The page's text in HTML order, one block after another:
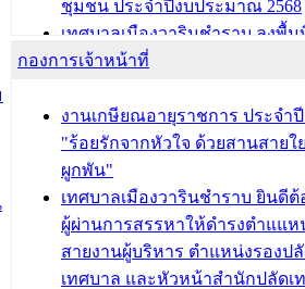
ชุมชน ประจำปีงบประมาณ 2568
เทศบาลเมืองวารินชำราบ ลงพื้
น้ำดื่มแก่ผู้พักอาศัย ณ ศูนย์พักพิง
กองสวัสดิการสังคม เทศบาลเมือง
วารินชำราบ จัดโครงการอบรมอ
ระยะสั้น ประจำปี 2568 (หลักสูตร
ถักทอผลิตภัณฑ์จากถุงพลาสติก)
บทความ อื่นๆ ...
กองการเจ้าหน้าที่
งานเกษียณอายุราชการ ประจำปี
"ร้อยรักจากหัวใจ ด้วยสานสายใ
ผูกพัน"
เทศบาลเมืองวารินชำราบ ยินดีต้
ผู้ผ่านการสรรหาให้ดำรงตำแแห
สายงานผู้บริหาร ตำแหน่งรองป
เทศบาล และหัวหน้าสำนักปลัดเ